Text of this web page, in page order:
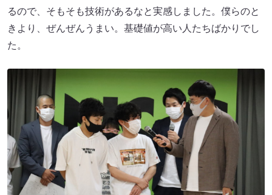
るので、そもそも技術があるなと実感しました。僕らのと
きより、ぜんぜんうまい。基礎値が高い人たちばかりでし
た。